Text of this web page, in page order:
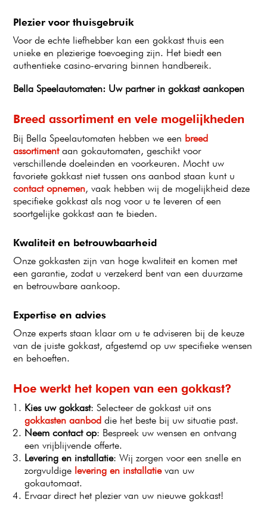
Plezier voor thuisgebruik
Voor de echte liefhebber kan een gokkast thuis een
unieke en plezierige toevoeging zijn. Het biedt een
authentieke casino-ervaring binnen handbereik.
Bella Speelautomaten: Uw partner in gokkast aankopen
Breed assortiment en vele mogelijkheden
Bij Bella Speelautomaten hebben we een breed
assortimentaan gokautomaten, geschikt voor
verschillende doeleinden en voorkeuren. Mocht uw
favoriete gokkast niet tussen ons aanbod staan kunt u
contact opnemen, vaak hebben wij de mogelijkheid deze
specifieke gokkast als nog voor u te leveren of een
soortgelijke gokkast aan te bieden.
Kwaliteit en betrouwbaarheid
Onze gokkasten zijn van hoge kwaliteit en komen met
een garantie, zodat u verzekerd bent van een duurzame
en betrouwbare aankoop.
Expertise en advies
Onze experts staan klaar om u te adviseren bij de keuze
van de juiste gokkast, afgestemd op uw specifieke wensen
en behoeften.
Hoe werkt het kopen van een gokkast?
Kies uw gokkast: Selecteer de gokkast uit ons
gokkasten aanbod die het beste bij uw situatie past.
Neem contact op: Bespreek uw wensen en ontvang
een vrijblijvende offerte.
Levering en installatie: Wij zorgen voor een snelle en
zorgvuldige levering en installatievan uw
gokautomaat.
Ervaar direct het plezier van uw nieuwe gokkast!